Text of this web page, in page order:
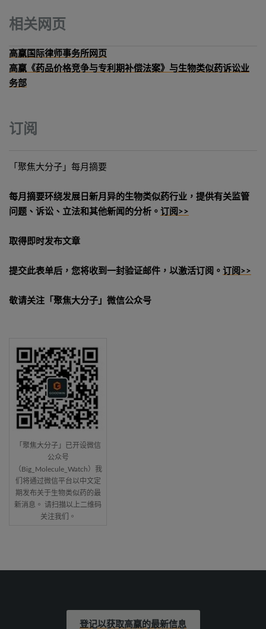
相关网页
高赢国际律师事务所网页
高赢《药品价格竞争与专利期补偿法案》与生物类似药诉讼业
务部
订阅
「聚焦大分子」每月摘要
每月摘要环绕发展日新月异的生物类似药行业，提供有关监管
问题、诉讼、立法和其他新闻的分析。 订阅>>
取得即时发布文章
提交此表单后，您将收到一封验证邮件，以激活订阅。 订阅>>
敬请关注「聚焦大分子」微信公众号
「聚焦大分子」已开设微信
公众号
（Big_Molecule_Watch）我
们将通过微信平台以中文定
期发布关于生物类似药的最
新消息。 请扫描以上二维码
关注我们。
登记以获取高赢的最新信息